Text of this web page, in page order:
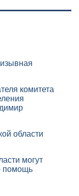
комитета
области
могут
помощь